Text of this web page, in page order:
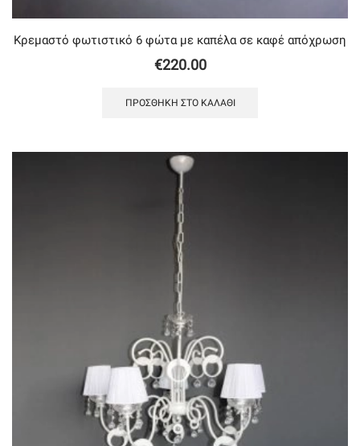
Κρεμαστό φωτιστικό 6 φώτα με καπέλα σε καφέ απόχρωση
€220.00
ΠΡΟΣΘΉΚΗ ΣΤΟ ΚΑΛΆΘΙ